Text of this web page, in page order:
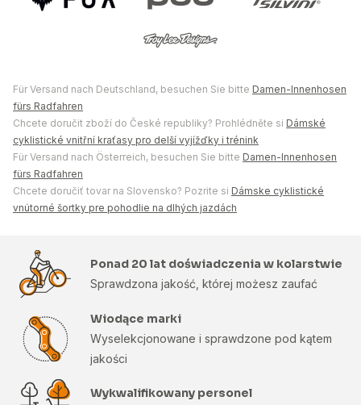
Für Versand nach Deutschland, besuchen Sie bitte Damen-Innenhosen
fürs Radfahren
Chcete doručit zboží do České republiky? Prohlédněte si Dámské
cyklistické vnitřní kraťasy pro delší vyjížďky i trénink
Für Versand nach Österreich, besuchen Sie bitte Damen-Innenhosen
fürs Radfahren
Chcete doručiť tovar na Slovensko? Pozrite si Dámske cyklistické
vnútorné šortky pre pohodlie na dlhých jazdách
Ponad 20 lat doświadczenia w kolarstwie
Sprawdzona jakość, której możesz zaufać
Wiodące marki
Wyselekcjonowane i sprawdzone pod kątem
jakości
Wykwalifikowany personel